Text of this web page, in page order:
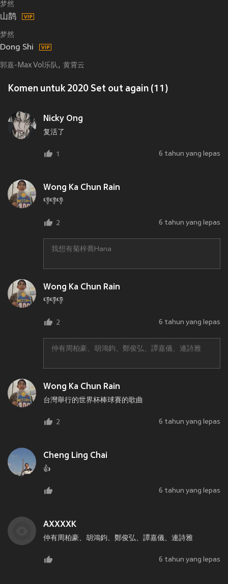
梦然
山鹊
梦然
Dong Shi
郭嘉-Max Vol乐队 黄霄云
Komen untuk 2020 Set out again (11)
Nicky Ong
复活了
1 6 tahun yang lepas
Wong Ka Chun Rain
👎👎👎
2 6 tahun yang lepas
我想有菊梓喬Hana
Wong Ka Chun Rain
👎👎👎
2 6 tahun yang lepas
仲有周柏豪、胡鴻鈞、鄭俊弘、譚嘉儀、連詩雅
Wong Ka Chun Rain
台灣舉行的世界杯棒球賽的歌曲
2 6 tahun yang lepas
Cheng Ling Chai
👍
6 tahun yang lepas
AXXXXK
仲有周柏豪、胡鴻鈞、鄭俊弘、譚嘉儀、連詩雅
6 tahun yang lepas